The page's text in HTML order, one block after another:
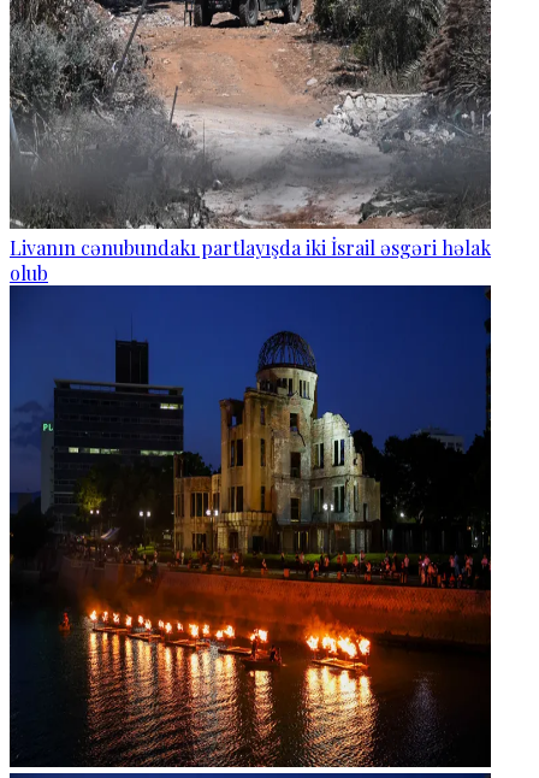
Livanın cənubundakı partlayışda iki İsrail əsgəri həlak
olub